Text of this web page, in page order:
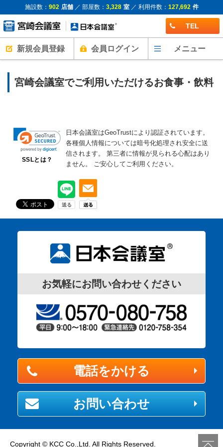
施設数： 902 店舗／ 部屋数： 3,328 室／ 利用件数： 127,692 件
TEL
新規会員登録 会員ログイン メニュー
宮崎会議室でご利用いただけるお食事・飲料
SSLとは？
日本会議室はGeoTrustにより認証されています。
各種個人情報については暗号化処理され安全に送
信されます。
第三者に情報が見られる心配はあり
ません。
ご安心してご利用ください。
お気軽にお問い合わせください
電話をかける
お問い合わせ
Copyright © KCC Co.,Ltd. All Rights Reserved.